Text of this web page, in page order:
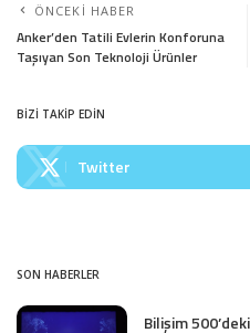
ÖNCEKI HABER
Anker’den Tatili Evlerin Konforuna
Taşıyan Son Teknoloji Ürünler
BİZİ TAKİP EDİN
Twitter
SON HABERLER
Bilişim